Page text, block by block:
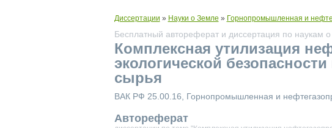
Диссертации » Науки о Земле » Горнопромышленная и
Бесплатный автореферат и диссертация по наукам
Комплексная утилизация
экологической
сырья
ВАК РФ 25.00.16, Горнопромышленная и
Автореферат